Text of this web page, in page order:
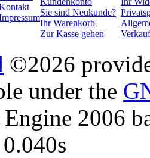
Sie sind Neukunde?
Ihr Warenkorb
Zur Kasse gehen
©2026
under the
Engine 2006